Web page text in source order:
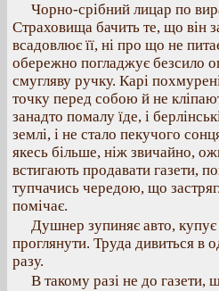
Чорно-срібний лицар по
Страховища бачить те, що він
всадовлює її, ні про що не
обережно погладжує безсило
смугляву ручку. Карі
точку перед собою й не
занадто помалу їде, і
землі, і не стало пекучого
якесь більше, ніж звичайно,
встигають продавати газети,
тупчачись чередою, що
помічає.
Душнер зупиняє авто, купує
проглянути. Труда дивиться в
разу.
В такому разі не до